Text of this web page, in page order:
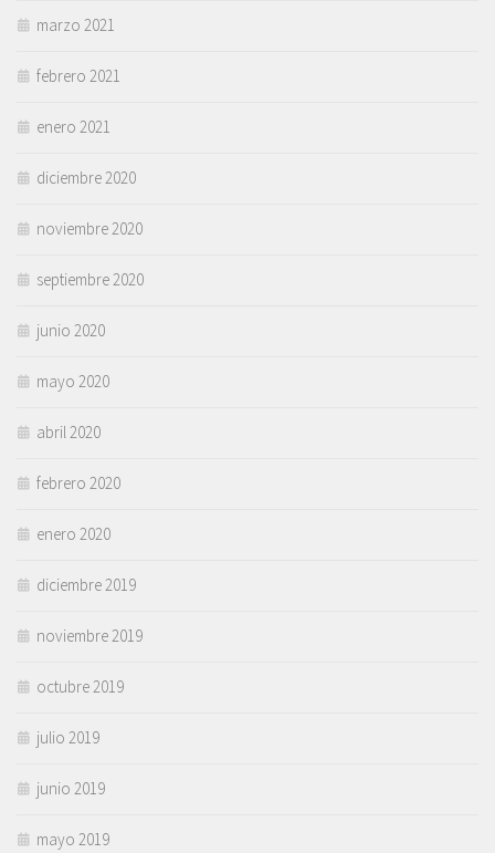
marzo 2021
febrero 2021
enero 2021
diciembre 2020
noviembre 2020
septiembre 2020
junio 2020
mayo 2020
abril 2020
febrero 2020
enero 2020
diciembre 2019
noviembre 2019
octubre 2019
julio 2019
junio 2019
mayo 2019